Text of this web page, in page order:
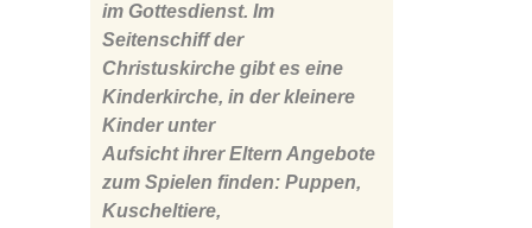
im Gottesdienst. Im
Seitenschiff der
Christuskirche gibt es eine
Kinderkirche, in der kleinere
Kinder unter
Aufsicht ihrer Eltern Angebote
zum Spielen finden: Puppen,
Kuscheltiere,